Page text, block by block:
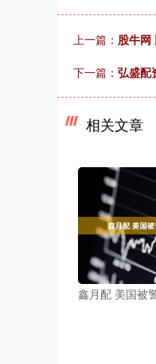
上一篇： 股牛网
下一篇： 弘盛配
相关文章
鑫月配 美国被